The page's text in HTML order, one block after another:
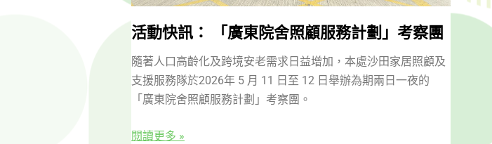
活動快訊： 「廣東院舍照顧服務計劃」考察團
隨著人口高齡化及跨境安老需求日益增加，本處沙田家居照顧及
支援服務隊於2026年 5 月 11 日至 12 日舉辦為期兩日一夜的
「廣東院舍照顧服務計劃」考察團。
閱讀更多 »